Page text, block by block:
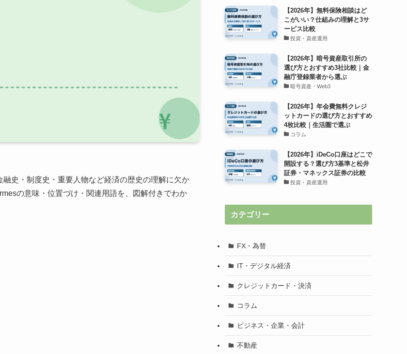
史・制度史・重要人物など経済の歴史の理解に欠か
の意味・位置づけ・関連用語を、図解付きでわか
【2026年】無料保険相談はど
こがいい？仕組みの理解と3サ
ービス比較
投資・資産運用
【2026年】暗号資産取引所の
選び方とおすすめ3社比較｜金
融庁登録業者から選ぶ
暗号資産・Web3
【2026年】年会費無料クレジ
ットカードの選び方とおすすめ
4枚比較｜生活圏で選ぶ
コラム
【2026年】iDeCo口座はどこで
開設する？選び方3基準と松井
証券・マネックス証券の比較
投資・資産運用
カテゴリー
FX・為替
IT・デジタル経済
クレジットカード・決済
コラム
ビジネス・企業・会計
不動産